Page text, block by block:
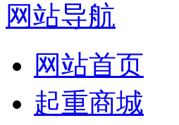
网站导航
网站首页
起重商城